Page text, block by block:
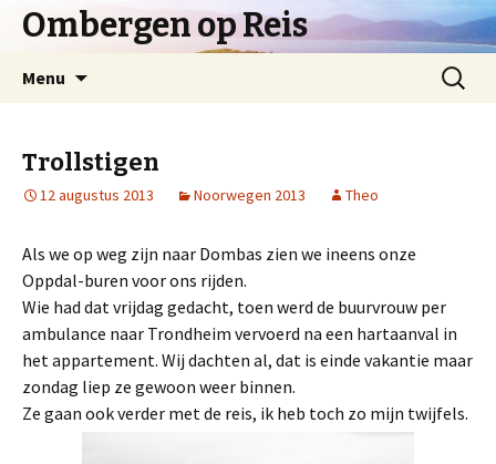
Ombergen op Reis
Menu
Zoeken
naar:
Trollstigen
12 augustus 2013 Noorwegen 2013 Theo
Als we op weg zijn naar Dombas zien we ineens onze
Oppdal-buren voor ons rijden.
Wie had dat vrijdag gedacht, toen werd de buurvrouw per
ambulance naar Trondheim vervoerd na een hartaanval in
het appartement. Wij dachten al, dat is einde vakantie maar
zondag liep ze gewoon weer binnen.
Ze gaan ook verder met de reis, ik heb toch zo mijn twijfels.